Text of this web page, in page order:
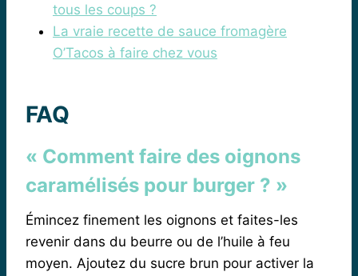
tous les coups ?
La vraie recette de sauce fromagère
O’Tacos à faire chez vous
FAQ
« Comment faire des oignons
caramélisés pour burger ? »
Émincez finement les oignons et faites-les
revenir dans du beurre ou de l’huile à feu
moyen. Ajoutez du sucre brun pour activer la